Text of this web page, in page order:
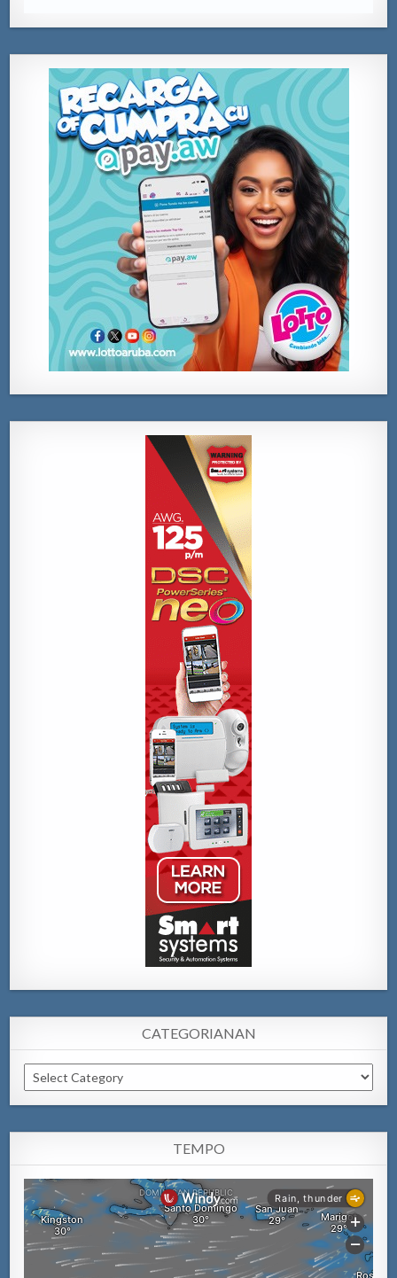
CATEGORIANAN
Categorianan
TEMPO